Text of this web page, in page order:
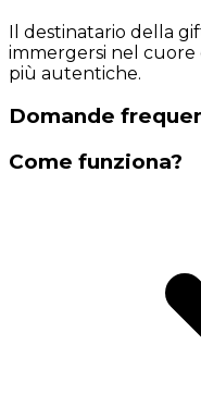
Il destinatario della
immergersi nel cuore
più autentiche.
Domande
Come funziona?